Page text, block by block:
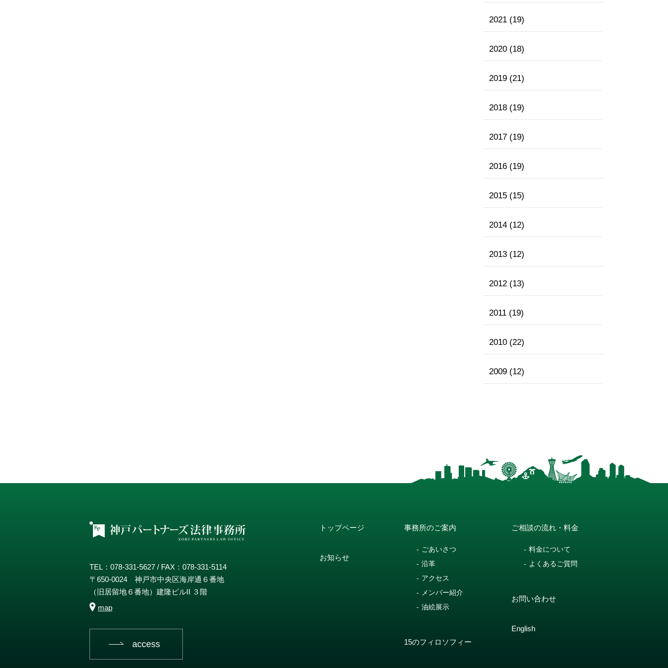
2021 (19)
2020 (18)
2019 (21)
2018 (19)
2017 (19)
2016 (19)
2015 (15)
2014 (12)
2013 (12)
2012 (13)
2011 (19)
2010 (22)
2009 (12)
TEL：078-331-5627 / FAX：078-331-5114
〒650-0024 神戸市中央区海岸通６番地
（旧居留地６番地）建隆ビルII ３階
map
access
トップページ
お知らせ
事務所のご案内
ごあいさつ
沿革
アクセス
メンバー紹介
油絵展示
15のフィロソフィー
ご相談の流れ・料金
料金について
よくあるご質問
お問い合わせ
English